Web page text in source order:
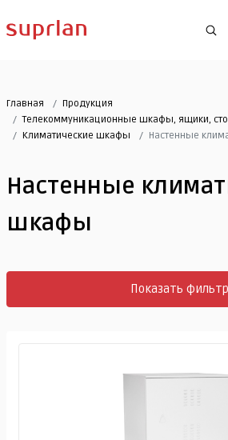
Главная
Продукция
Телекоммуникационные шкафы, ящики,
Климатические шкафы
Настенные
Настенные
шкафы
Показать фильтр